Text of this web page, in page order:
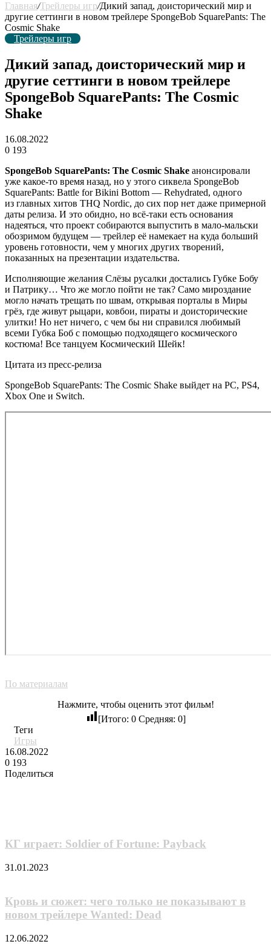
Главная/Трейлеры игр/Дикий запад, доисторический мир и
другие сеттинги в новом трейлере SpongeBob SquarePants: The
Cosmic Shake
Трейлеры игр
Дикий запад, доисторический мир и
другие сеттинги в новом трейлере
SpongeBob SquarePants: The Cosmic
Shake
16.08.2022
0 193
SpongeBob SquarePants: The Cosmic Shake анонсировали
уже какое-то время назад, но у этого сиквела SpongeBob
SquarePants: Battle for Bikini Bottom — Rehydrated, одного
из главных хитов THQ Nordic, до сих пор нет даже примерной
даты релиза. И это обидно, но всё-таки есть основания
надеяться, что проект собираются выпустить в мало-мальски
обозримом будущем — трейлер её намекает на куда больший
уровень готовности, чем у многих других творений,
показанных на презентации издательства.
Исполняющие желания Слёзы русалки достались Губке Бобу
и Патрику… Что же могло пойти не так? Само мироздание
могло начать трещать по швам, открывая порталы в Миры
грёз, где живут рыцари, ковбои, пираты и доисторические
улитки! Но нет ничего, с чем бы ни справился любимый
всеми Губка Боб с помощью подходящего космического
костюма! Все танцуем Космический Шейк!
Цитата из пресс-релиза
SpongeBob SquarePants: The Cosmic Shake выйдет на PC, PS4,
Xbox One и Switch.
По материалам
Нажмите, чтобы оценить этот фильм!
[Итого: 0Средняя: 0]
Теги
Игры
16.08.2022
0 193
Поделиться
КГ играет: Soldier of Fortune: Payback
31.01.2023
Кровь и сюжет: чего только не показывают в
новом трейлере Wanted: Dead
12.06.2022